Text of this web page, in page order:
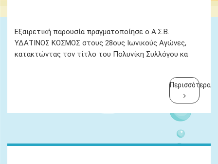
Εξαιρετική παρουσία πραγματοποίησε ο Α.Σ.Β.
ΥΔΑΤΙΝΟΣ ΚΟΣΜΟΣ στους 28ους Ιωνικούς Αγώνες,
κατακτώντας τον τίτλο του Πολυνίκη Συλλόγου κα
Περισσότερα